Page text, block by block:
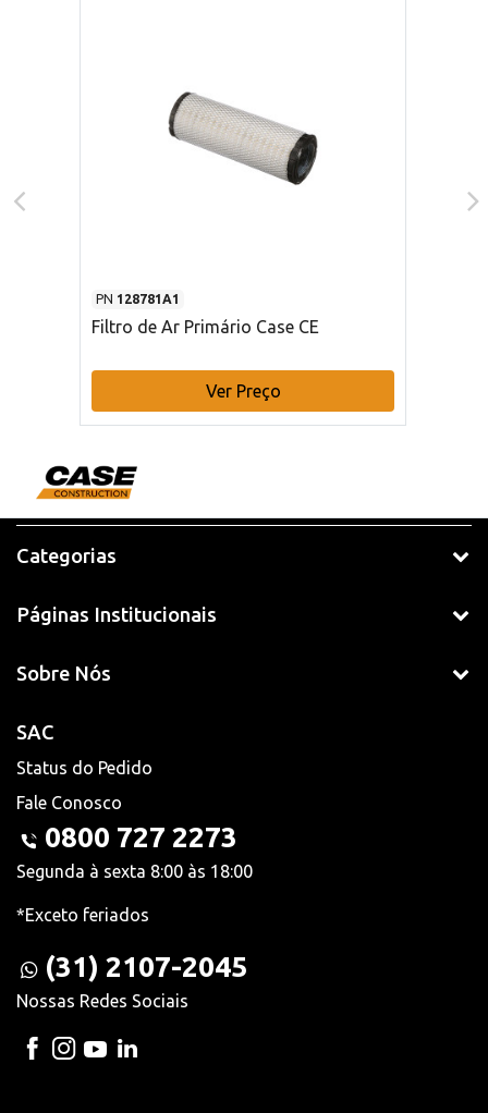
PN 128781A1
Filtro de Ar Primário Case CE
Ver Preço
Categorias
Páginas Institucionais
Sobre Nós
SAC
Status do Pedido
Fale Conosco
0800 727 2273
Segunda à sexta 8:00 às 18:00
*Exceto feriados
(31) 2107-2045
Nossas Redes Sociais